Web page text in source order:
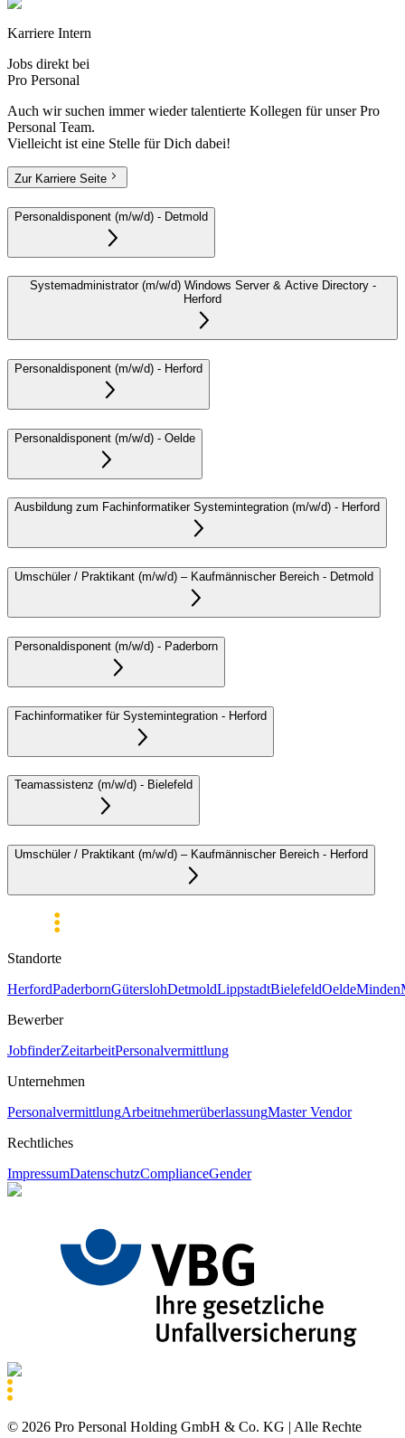
Karriere Intern
Jobs direkt bei
Pro Personal
Auch wir suchen immer wieder talentierte Kollegen für unser Pro
Personal Team.
Vielleicht ist eine Stelle für Dich dabei!
Zur Karriere Seite
Personaldisponent (m/w/d) - Detmold
Systemadministrator (m/w/d) Windows Server & Active Directory-
Herford
Personaldisponent (m/w/d) - Herford
Personaldisponent (m/w/d) - Oelde
Ausbildung zum Fachinformatiker Systemintegration (m/w/d) - Herford
Umschüler / Praktikant (m/w/d) – Kaufmännischer Bereich - Detmold
Personaldisponent (m/w/d) - Paderborn
Fachinformatiker für Systemintegration - Herford
Teamassistenz (m/w/d) - Bielefeld
Umschüler / Praktikant (m/w/d) – Kaufmännischer Bereich - Herford
Standorte
HerfordPaderbornGüterslohDetmoldLippstadtBielefeldOeldeMinden
Bewerber
JobfinderZeitarbeitPersonalvermittlung
Unternehmen
PersonalvermittlungArbeitnehmerüberlassungMaster Vendor
Rechtliches
ImpressumDatenschutzComplianceGender
© 2026 Pro Personal Holding GmbH & Co. KG | Alle Rechte